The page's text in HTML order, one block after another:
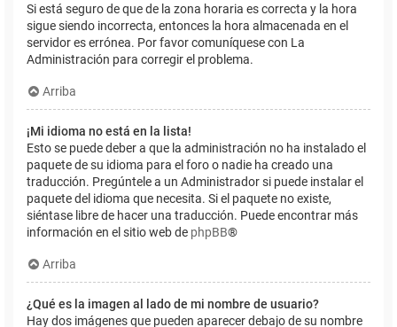
Si está seguro de que de la zona horaria es correcta y la hora
sigue siendo incorrecta, entonces la hora almacenada en el
servidor es errónea. Por favor comuníquese con La
Administración para corregir el problema.
Arriba
¡Mi idioma no está en la lista!
Esto se puede deber a que la administración no ha instalado el
paquete de su idioma para el foro o nadie ha creado una
traducción. Pregúntele a un Administrador si puede instalar el
paquete del idioma que necesita. Si el paquete no existe,
siéntase libre de hacer una traducción. Puede encontrar más
información en el sitio web de phpBB®
Arriba
¿Qué es la imagen al lado de mi nombre de usuario?
Hay dos imágenes que pueden aparecer debajo de su nombre